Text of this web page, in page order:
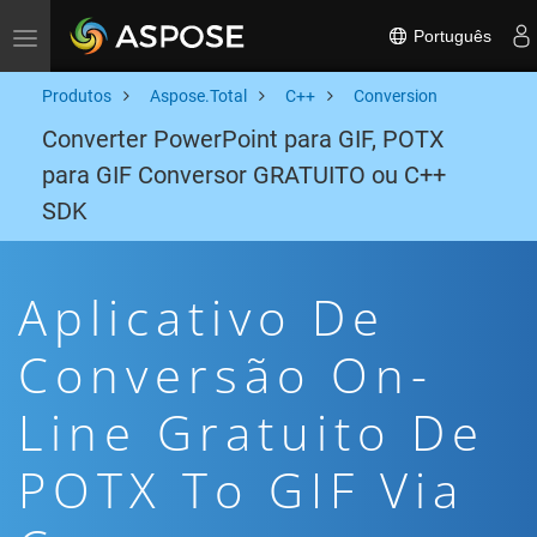
Toggle navigation Português
Produtos Aspose.Total C++ Conversion
Converter PowerPoint para GIF, POTX
para GIF Conversor GRATUITO ou C++
SDK
Aplicativo De
Conversão On-
Line Gratuito De
POTX To GIF Via